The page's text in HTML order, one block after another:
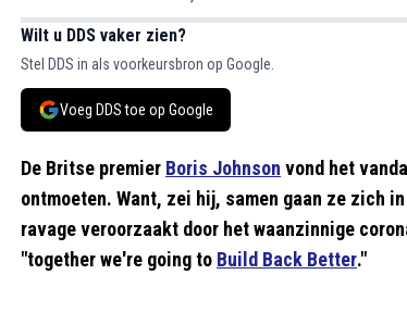
Wilt u DDS vaker zien?
Stel DDS in als voorkeursbron op Google.
Voeg DDS toe op Google
De Britse premier Boris Johnson vond het
ontmoeten. Want, zei hij, samen gaan ze zich
ravage veroorzaakt door het waanzinnige
"together we're going to Build Back Better."